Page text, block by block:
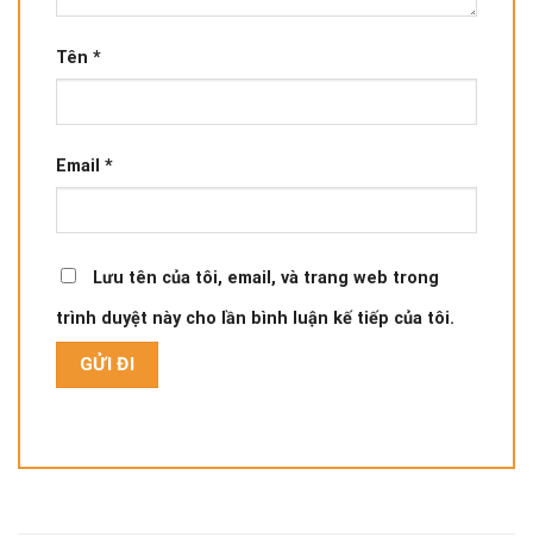
Tên *
Email *
Lưu tên của tôi, email, và trang web trong
trình duyệt này cho lần bình luận kế tiếp của tôi.